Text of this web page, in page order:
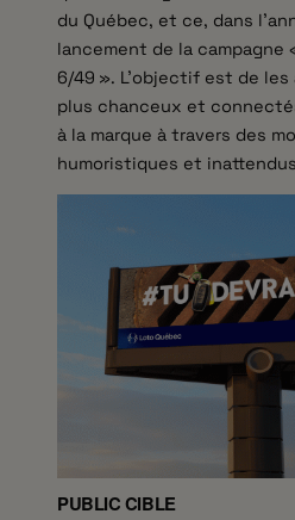
du Québec, et ce, dans
lancement de la campagne
6/49 ». L’objectif est de
plus chanceux et
à la marque à travers des
humoristiques et
PUBLIC CIBLE